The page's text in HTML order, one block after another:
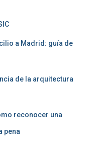
a Madrid: guía de
de la arquitectura
reconocer una
pena